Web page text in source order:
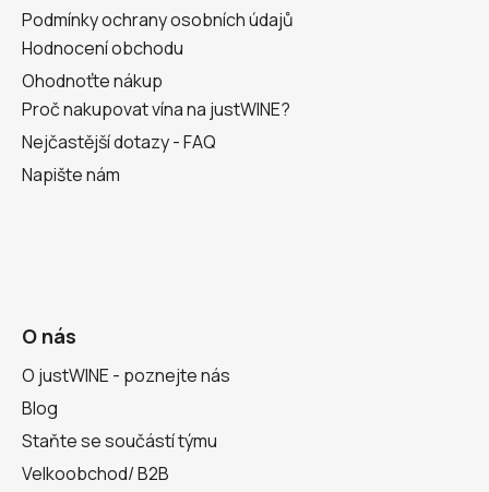
Podmínky ochrany osobních údajů
Hodnocení obchodu
Ohodnoťte nákup
Proč nakupovat vína na justWINE?
Nejčastější dotazy - FAQ
Napište nám
O nás
O justWINE - poznejte nás
Blog
Staňte se součástí týmu
Velkoobchod/ B2B